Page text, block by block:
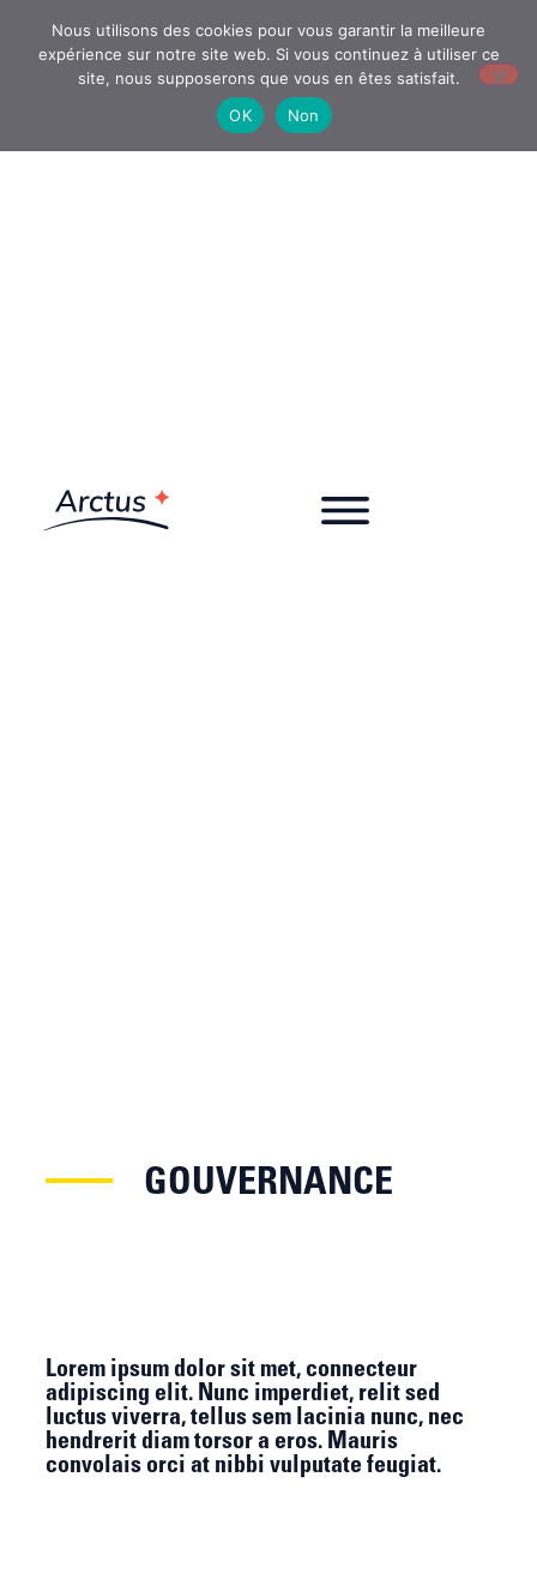
GOUVERNANCE
Lorem ipsum dolor sit met, connecteur
adipiscing elit. Nunc imperdiet, relit sed
luctus viverra, tellus sem lacinia nunc, nec
hendrerit diam torsor a eros. Mauris
convolais orci at nibbi vulputate feugiat.
Nous utilisons des cookies pour vous garantir la meilleure
expérience sur notre site web. Si vous continuez à utiliser ce
site, nous supposerons que vous en êtes satisfait.
OK
Non